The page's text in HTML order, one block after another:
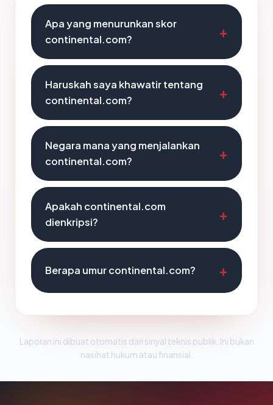
Apa yang menurunkan skor
continental.com?
Haruskah saya khawatir tentang
continental.com?
Negara mana yang menjalankan
continental.com?
Apakah continental.com
dienkripsi?
Berapa umur continental.com?
Laporan ini dibuat otomatis dari sinyal teknis publik. Ini bukan
nasihat hukum atau finansial.